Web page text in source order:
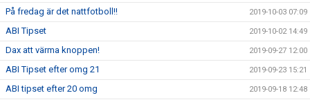
På fredag är det nattfotboll!! 2019-10-03 07:09
ABI Tipset 2019-10-02 14:49
Dax att värma knoppen! 2019-09-27 12:00
ABI Tipset efter omg 21 2019-09-23 15:21
ABI tipset efter 20 omg 2019-09-18 12:48